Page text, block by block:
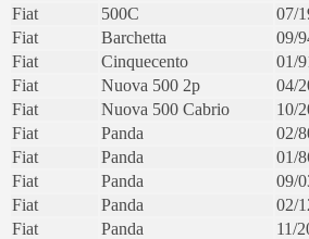
Fiat
500C
07/
Fiat
Barchetta
09/
Fiat
Cinquecento
01/
Fiat
Nuova 500 2p
04/
Fiat
Nuova 500 Cabrio
10/
Fiat
Panda
02/
Fiat
Panda
01/
Fiat
Panda
09/
Fiat
Panda
02/
Fiat
Panda
11/